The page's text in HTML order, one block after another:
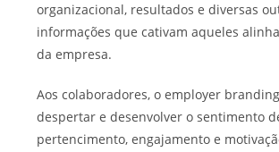
organizacional, resultados e diversas
informações que cativam aqueles
da empresa.
Aos colaboradores, o employer
despertar e desenvolver o sentimento
pertencimento, engajamento e